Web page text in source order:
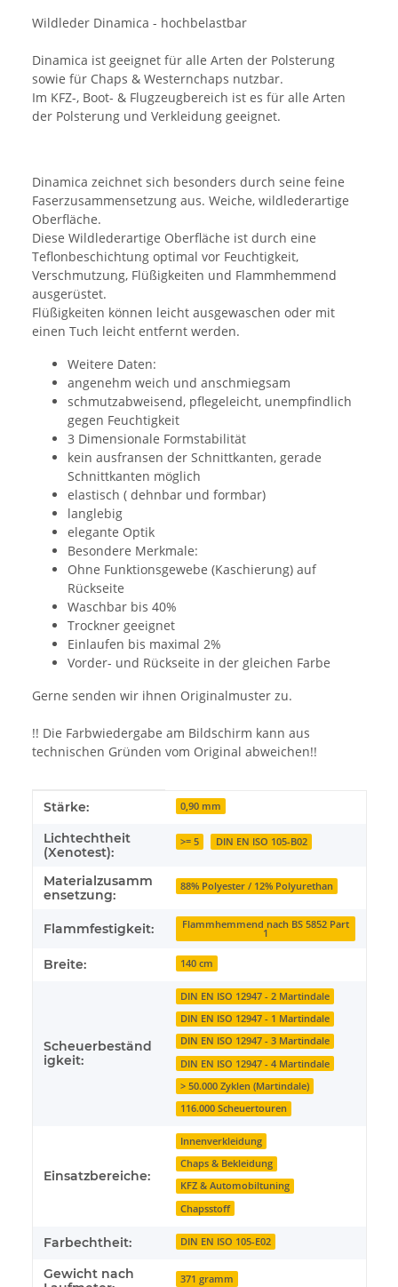
Wildleder Dinamica - hochbelastbar
Dinamica ist geeignet für alle Arten der Polsterung
sowie für Chaps & Westernchaps nutzbar.
Im KFZ-, Boot- & Flugzeugbereich ist es für alle Arten
der Polsterung und Verkleidung geeignet.
Dinamica zeichnet sich besonders durch seine feine
Faserzusammensetzung aus. Weiche, wildlederartige
Oberfläche.
Diese Wildlederartige Oberfläche ist durch eine
Teflonbeschichtung optimal vor Feuchtigkeit,
Verschmutzung, Flüßigkeiten und Flammhemmend
ausgerüstet.
Flüßigkeiten können leicht ausgewaschen oder mit
einen Tuch leicht entfernt werden.
Weitere Daten:
angenehm weich und anschmiegsam
schmutzabweisend, pflegeleicht, unempfindlich
gegen Feuchtigkeit
3 Dimensionale Formstabilität
kein ausfransen der Schnittkanten, gerade
Schnittkanten möglich
elastisch ( dehnbar und formbar)
langlebig
elegante Optik
Besondere Merkmale:
Ohne Funktionsgewebe (Kaschierung) auf
Rückseite
Waschbar bis 40%
Trockner geeignet
Einlaufen bis maximal 2%
Vorder- und Rückseite in der gleichen Farbe
Gerne senden wir ihnen Originalmuster zu.
!! Die Farbwiedergabe am Bildschirm kann aus
technischen Gründen vom Original abweichen!!
Produkteigenschaft
Wert
Stärke: 0,90 mm
Lichtechtheit
(Xenotest):
>= 5 DIN EN ISO 105-B02
Materialzusamm
ensetzung:
88% Polyester / 12% Polyurethan
Flammfestigkeit: Flammhemmend nach BS 5852 Part
1
Breite: 140 cm
Scheuerbeständ
igkeit:
DIN EN ISO 12947 - 2 Martindale
DIN EN ISO 12947 - 1 Martindale
DIN EN ISO 12947 - 3 Martindale
DIN EN ISO 12947 - 4 Martindale
> 50.000 Zyklen (Martindale)
116.000 Scheuertouren
Einsatzbereiche:
Innenverkleidung
Chaps & Bekleidung
KFZ & Automobiltuning
Chapsstoff
Farbechtheit: DIN EN ISO 105-E02
Gewicht nach
371 gramm